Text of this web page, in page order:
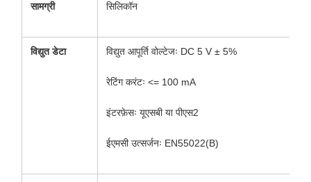
सामग्री सिलिकॉन
विद्युत डेटा विद्युत आपूर्ति वोल्टेजः DC 5 V ± 5%
रेटिंग करंटः <= 100 mA
इंटरफ़ेसः यूएसबी या पीएस2
ईएमसी उत्सर्जनः EN55022(B)